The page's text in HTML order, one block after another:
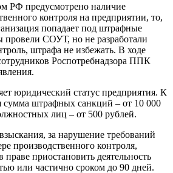
РФ предусмотрено наличие
контроля на предприятии, то,
попадает под штрафные
СОУТ, но не разработали
штрафа не избежать. В ходе
Роспотребнадзора ППК
юридический статус предприятия. К
сумма штрафных санкций – от 10 000
лиц – от 500 рублей.
за нарушение требований
производственного контроля,
приостановить деятельность
или частично сроком до 90 дней.